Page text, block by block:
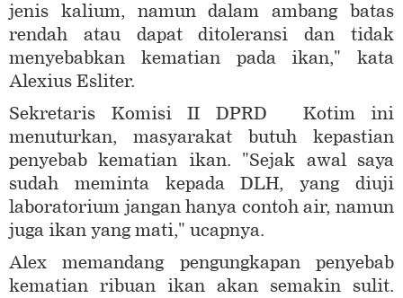
jenis kalium, namun dalam ambang batas
rendah atau dapat ditoleransi dan tidak
menyebabkan kematian pada ikan," kata
Alexius Esliter.
Sekretaris Komisi II DPRD Kotim ini
menuturkan, masyarakat butuh kepastian
penyebab kematian ikan. "Sejak awal saya
sudah meminta kepada DLH, yang diuji
laboratorium jangan hanya contoh air, namun
juga ikan yang mati," ucapnya.
Alex memandang pengungkapan penyebab
kematian ribuan ikan akan semakin sulit.